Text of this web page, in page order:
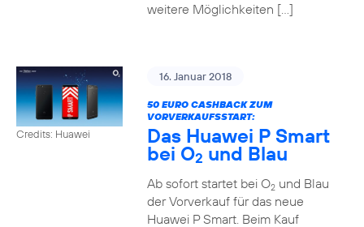
weitere Möglichkeiten […]
Credits: Huawei
16. Januar 2018
50 EURO CASHBACK ZUM
VORVERKAUFSSTART:
Das Huawei P Smart
bei O2 und Blau
Ab sofort startet bei O2und Blau
der Vorverkauf für das neue
Huawei P Smart. Beim Kauf